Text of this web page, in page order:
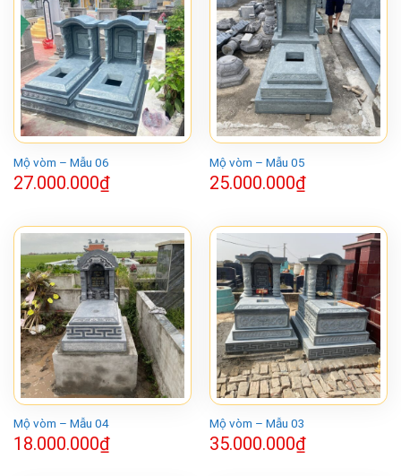
Mộ vòm – Mẫu 06
27.000.000₫
Mộ vòm – Mẫu 05
25.000.000₫
Mộ vòm – Mẫu 04
18.000.000₫
Mộ vòm – Mẫu 03
35.000.000₫